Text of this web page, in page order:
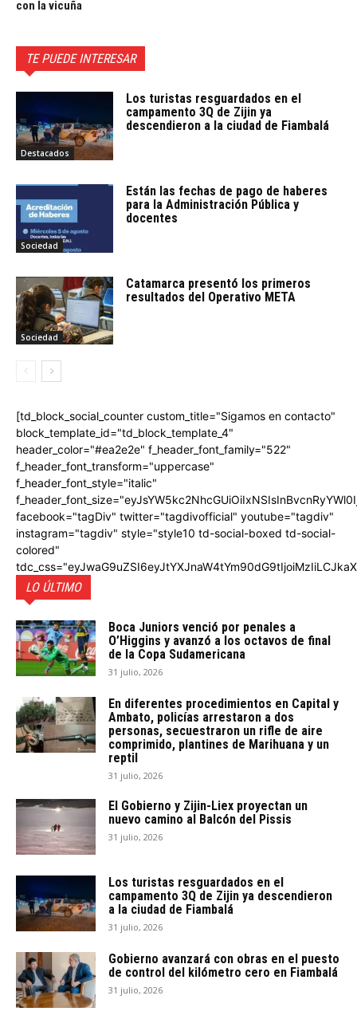
con la vicuña
TE PUEDE INTERESAR
Destacados
Los turistas resguardados en el
campamento 3Q de Zijin ya
descendieron a la ciudad de Fiambalá
Sociedad
Están las fechas de pago de haberes
para la Administración Pública y
docentes
Sociedad
Catamarca presentó los primeros
resultados del Operativo META
[td_block_social_counter custom_title="Sigamos en contacto"
block_template_id="td_block_template_4"
header_color="#ea2e2e" f_header_font_family="522"
f_header_font_transform="uppercase"
f_header_font_style="italic"
facebook="tagDiv" twitter="tagdivofficial" youtube="tagdiv"
instagram="tagdiv" style="style10 td-social-boxed td-social-
colored"
LO ÚLTIMO
Boca Juniors venció por penales a
O’Higgins y avanzó a los octavos de final
de la Copa Sudamericana
31 julio, 2026
En diferentes procedimientos en Capital y
Ambato, policías arrestaron a dos
personas, secuestraron un rifle de aire
comprimido, plantines de Marihuana y un
reptil
31 julio, 2026
El Gobierno y Zijin-Liex proyectan un
nuevo camino al Balcón del Pissis
31 julio, 2026
Los turistas resguardados en el
campamento 3Q de Zijin ya descendieron
a la ciudad de Fiambalá
31 julio, 2026
Gobierno avanzará con obras en el puesto
de control del kilómetro cero en Fiambalá
31 julio, 2026